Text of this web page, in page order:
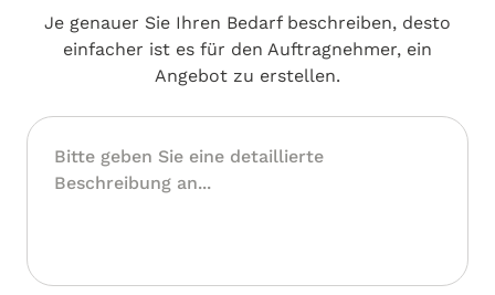
Je genauer Sie Ihren Bedarf beschreiben, desto
einfacher ist es für den Auftragnehmer, ein
Angebot zu erstellen.